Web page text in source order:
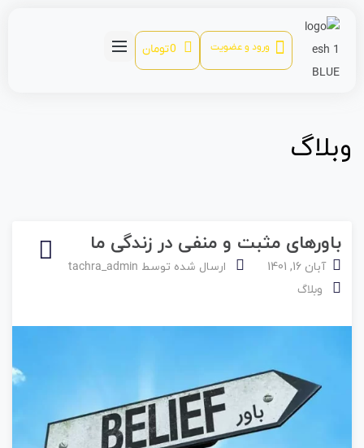
ورود و عضویت 0تومان
وبلاگ
باورهای مثبت و منفی در زندگی ما
آبان 16, 1401 ارسال شده توسط tachra_admin
وبلاگ